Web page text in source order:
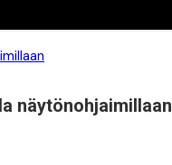
näytönohjaimillaan